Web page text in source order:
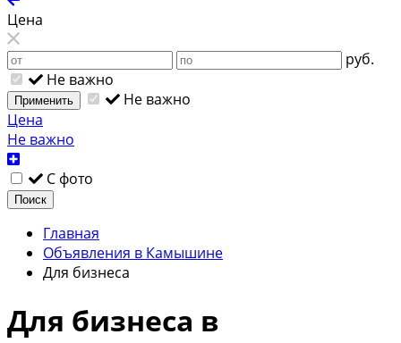
Цена
руб.
Не важно
Применить
Не важно
Цена
Не важно
С фото
Поиск
Главная
Объявления в Камышине
Для бизнеса
Для бизнеса в